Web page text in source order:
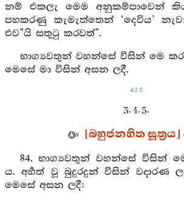
නම් එකලැ මෙම අනුකම්පාවෙන්
පහකරණු කැමැත්තෙන් ‘දෙවිය’
එව”යි සතුටු කරවත්”.
භාග්‍යවතුන් වහන්සේ විසින් මෙ
මෙසේ මා විසින් අසන ලදී.
425
3. 4. 5.
[බහුජනහිත සූත්‍රය]
84. භාග්‍යවතුන් වහන්සේ විසින්
ය. අර්‍හත් වූ බුදුරදුන් විසින් වදාරණ
මෙසේ අසන ලදී: